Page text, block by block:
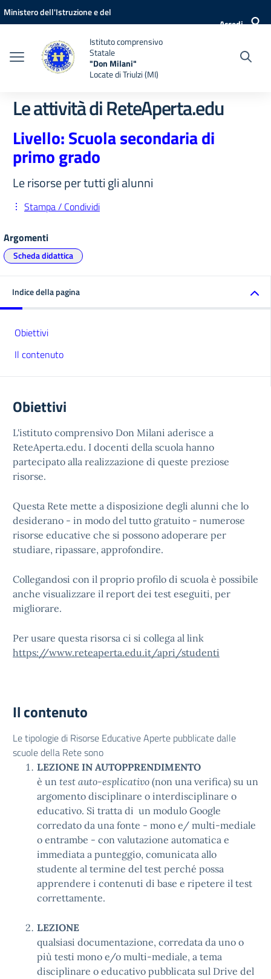
Vai ai contenuti
Vai al menu di navigazione
Vai al footer
Ministero dell'Istruzione e del
Accedi
Istituto comprensivo
Statale
"Don Milani"
Locate di Triulzi (MI)
Le attività di ReteAperta.edu
Livello: Scuola secondaria di
primo grado
Le risorse per tutti gli alunni
Stampa / Condividi
Argomenti
Scheda didattica
Indice della pagina
Obiettivi
Il contenuto
Obiettivi
L'istituto comprensivo Don Milani aderisce a
ReteAperta.edu. I docenti della scuola hanno
partecipato alla realizzazione di queste preziose
risorse.
Questa Rete mette a disposizione degli alunni che lo
desiderano - in modo del tutto gratuito - numerose
risorse educative che si possono adoperare per
studiare, ripassare, approfondire.
Collegandosi con il proprio profilo di scuola è possibile
anche visualizzare il report dei test eseguiti, per
migliorare.
Per usare questa risorsa ci si collega al link
https://www.reteaperta.edu.it/apri/studenti
Il contenuto
Le tipologie di Risorse Educative Aperte pubblicate dalle
scuole della Rete sono
LEZIONE IN AUTOPPRENDIMENTO
è un test auto-esplicativo (non una verifica) su un
argomento disciplinare o interdisciplinare o
educativo. Si tratta di un modulo Google
corredato da una fonte - mono e/ multi-mediale
o entrambe - con valutazione automatica e
immediata a punteggio, comunicata allo
studente al termine del test perché possa
apprendere i contenuti di base e ripetere il test
correttamente.
LEZIONE
qualsiasi documentazione, corredata da uno o
più testi mono e/o multi-mediale, a tema
disciplinare o educativo pubblicata sul Drive del